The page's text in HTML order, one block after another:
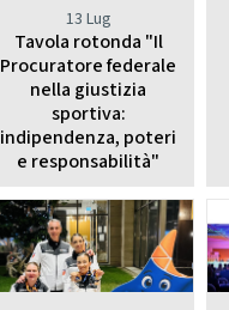
CHEERDANCE
La Disciplina
13 Lug
Tavola rotonda "Il
Procuratore federale
nella giustizia
sportiva:
indipendenza, poteri
e responsabilità"